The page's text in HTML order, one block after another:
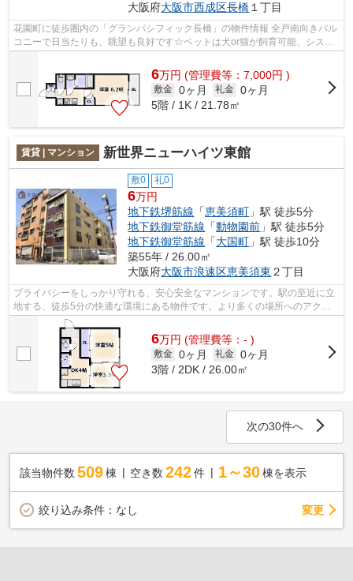
大阪府大阪市西成区長橋１丁目
花園町に徒歩圏内の「グランパシフィック長橋」の物件情報 全戸南向きバル
コニーで日当たりも、眺望も良好です☆ペットは犬or猫が飼育可能、システ
6万円 (管理費等：7,000円 )
敷金 0ヶ月 礼金 0ヶ月
5階 / 1K / 21.78㎡
賃貸 | マンション 新世界ニューハイツ東館
敷0 礼0
6万円
地下鉄堺筋線 「恵美須町 」駅 徒歩5分
地下鉄御堂筋線 「動物園前 」駅 徒歩5分
地下鉄御堂筋線 「大国町 」駅 徒歩10分
築55年 / 26.00㎡
大阪府大阪市浪速区恵美須東 ２丁目
プライバシーをしっかり守れる、安心安全なマンションです。駅の至近に立
地する、徒歩5分の快適な環境にある物件です。より多くの場所へのアクセ
スが広がる2駅利用可能物件です。気に...
6万円 (管理費等：- )
敷金 0ヶ月 礼金 0ヶ月
3階 / 2DK / 26.00㎡
次の30件へ
該当物件数 509棟 空き数 242 件 1～30 棟を表示
絞り込み条件： なし 変更